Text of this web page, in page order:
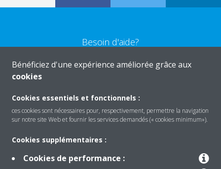
Besoin d'aide?
CONTACTEZ-NOUS
Bénéficiez d'une expérience améliorée grâce aux
cookies
Cookies essentiels et fonctionnels :
ces cookies sont nécessaires pour, respectivement, permettre la navigation
sur notre site Web et fournir les services demandés (« cookies minimum»).
Cookies supplémentaires :
Cookies de performance :